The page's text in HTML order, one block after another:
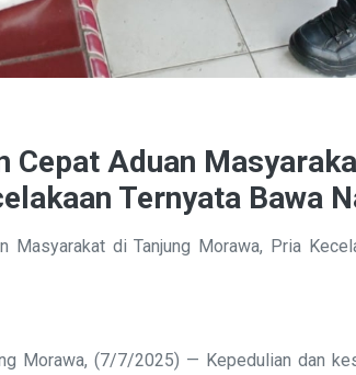
Cepat Aduan
Ternyata Bawa
Masyarakat di Tanjung Morawa, Pria
Morawa, (7/7/2025) — Kepedulian dan